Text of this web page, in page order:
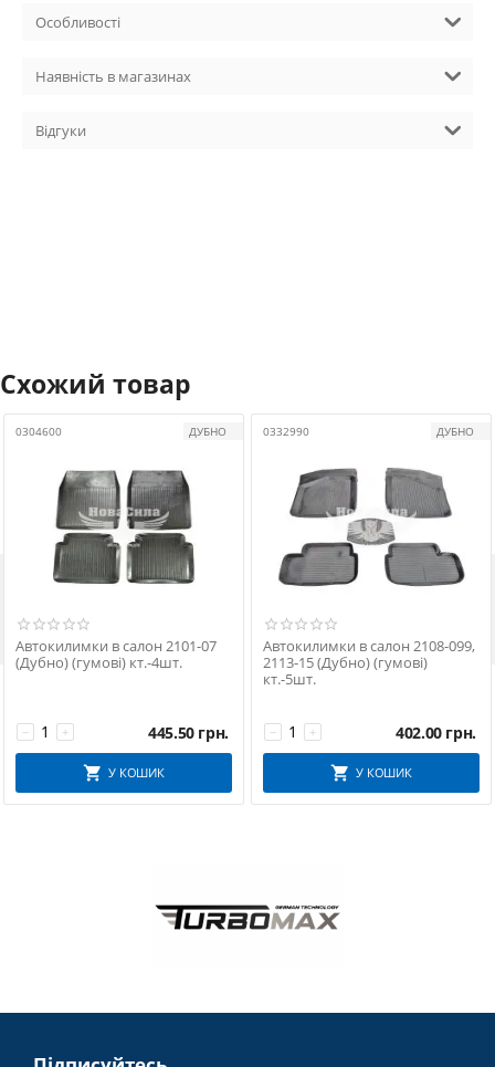
Особливості
Наявність в магазинах
Відгуки
Схожий товар
0304600 ДУБНО
Автокилимки в салон 2101-07
(Дубно) (гумові) кт.-4шт.
+
− 445.50 грн.
У КОШИК
0332990 ДУБНО
Автокилимки в салон 2108-099,
2113-15 (Дубно) (гумові)
кт.-5шт.
+
− 402.00 грн.
У КОШИК